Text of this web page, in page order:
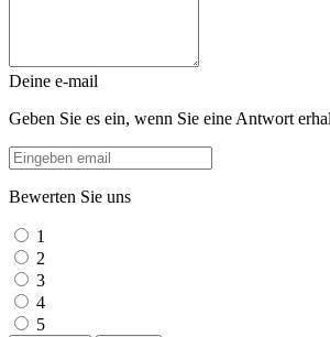
Deine e-mail
Geben Sie es ein, wenn Sie eine Antwort
Bewerten Sie uns
1
2
3
4
5